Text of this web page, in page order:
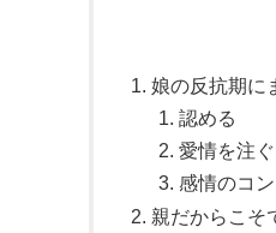
娘の反抗期に
認める
愛情を注ぐ
感情のコ
親だからこそ